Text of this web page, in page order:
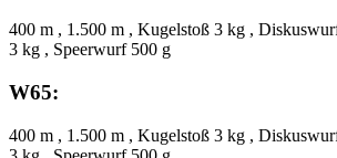
400 m , 1.500 m , Kugelstoß 3 kg ,
3 kg , Speerwurf 500 g
W65:
400 m , 1.500 m , Kugelstoß 3 kg ,